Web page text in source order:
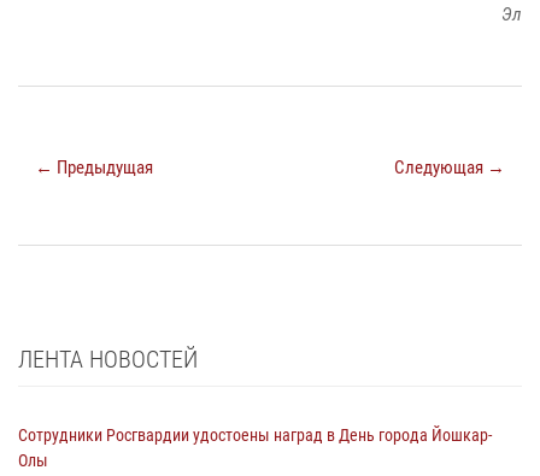
Эл
← Предыдущая Следующая →
ЛЕНТА НОВОСТЕЙ
Сотрудники Росгвардии удостоены наград в День города Йошкар-
Олы